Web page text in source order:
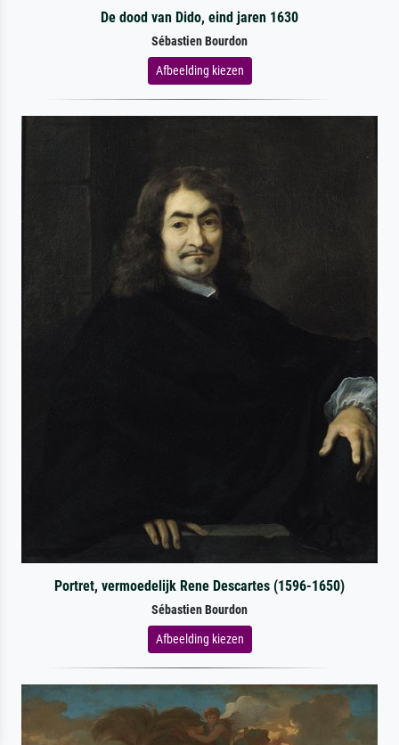
De dood van Dido, eind jaren 1630
Sébastien Bourdon
Afbeelding kiezen
Portret, vermoedelijk Rene Descartes (1596-1650)
Sébastien Bourdon
Afbeelding kiezen